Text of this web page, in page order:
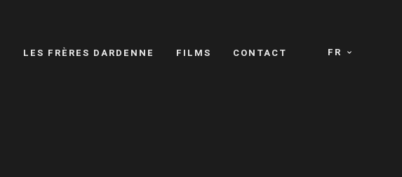
FR
LES FRÈRES DARDENNE FILMS CONTACT